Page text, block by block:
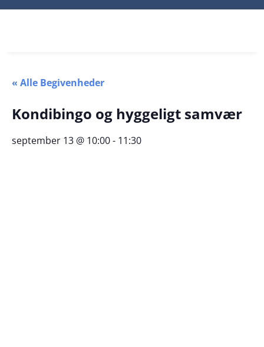
« Alle Begivenheder
Kondibingo og hyggeligt samvær
september 13 @ 10:00- 11:30